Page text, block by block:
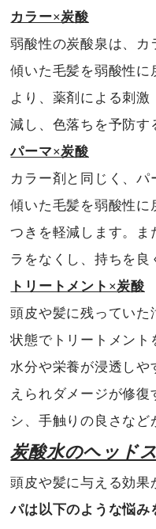
カラー×炭酸
弱酸性の炭酸泉は、カ
傾いた毛髪を弱酸性に
より、薬剤による刺
減し、色落ちを予防す
パーマ×炭酸
カラー剤と同じく、パ
傾いた毛髪を弱酸性に
つきを軽減します。ま
ラをなくし、持ちを良
トリートメント×炭酸
頭皮や髪に残っていた
状態でトリートメント
水分や栄養が浸透し
えられダメージが修復
シ、手触りの良さなど
炭酸水のヘッド
頭皮や髪に与える効果
パは以下のような悩み